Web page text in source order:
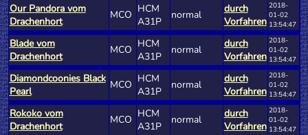
Our Pandora vom
Drachenhort
MCO HCM
A31P
normal
durch
Vorfahren
2018-
01-02
13:54:47
Blade vom
Drachenhort
MCO HCM
A31P
normal
durch
Vorfahren
2018-
01-02
13:54:47
Diamondcoonies Black
Pearl
MCO HCM
A31P
normal
durch
Vorfahren
2018-
01-02
13:54:47
Rokoko vom
Drachenhort
MCO HCM
A31P
normal
durch
Vorfahren
2018-
01-02
13:54:47